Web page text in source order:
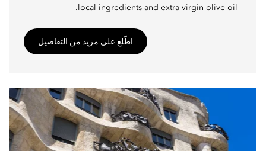
local ingredients and extra virgin olive oil.
اطّلع على مزيد من التفاصيل